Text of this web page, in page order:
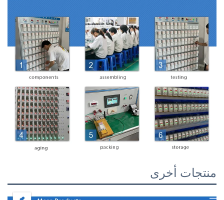
منتجات أخرى